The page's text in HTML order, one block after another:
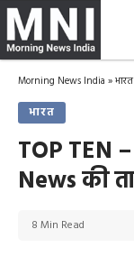
Morning News India »भारत
भारत
TOP TEN
News की
8 Min Read